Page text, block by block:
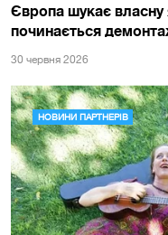
Європа шукає
починається
30 червня 2026